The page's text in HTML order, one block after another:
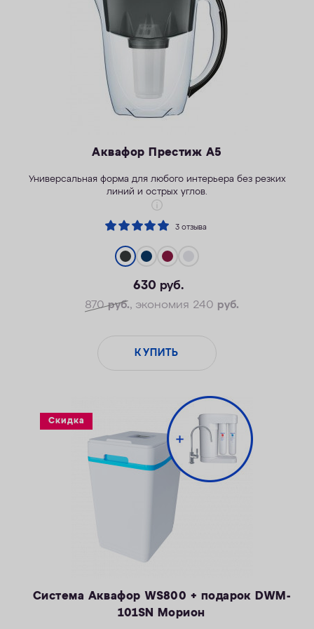
Аквафор Престиж А5
Универсальная форма для любого интерьера без резких
линий и острых углов.
3 отзыва
630 руб.
870руб., экономия 240 руб.
КУПИТЬ
Скидка
Система Аквафор WS800 + подарок DWM-
101SN Морион